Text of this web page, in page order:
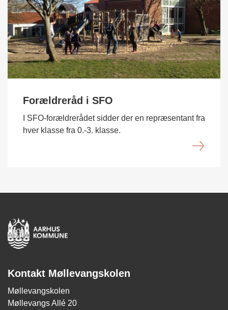
Forældreråd i SFO
I SFO-forældrerådet sidder der en repræsentant fra
hver klasse fra 0.-3. klasse.
Kontakt Møllevangskolen
Møllevangskolen
Møllevangs Allé 20